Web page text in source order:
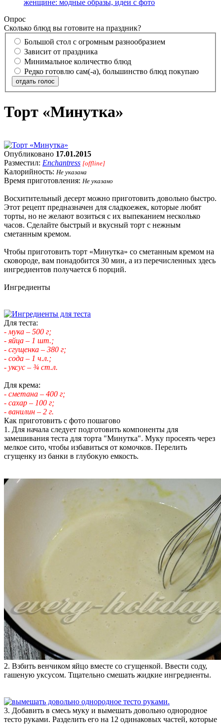
женщине: модные образы, идеи с фото
Опрос
Сколько блюд вы готовите на праздник?
Большой стол с огромным разнообразием
Зависит от праздника
Минимальное количество блюд
Редко готовлю сам(-а), большинство блюд покупаю
отдать голос
Торт «Минутка»
Опубликовано 17.01.2015
Разместил: Enchantress [offline]
Калорийность: Не указана
Время приготовления: Не указано
Восхитительный десерт можно приготовить довольно быстро.
Этот рецепт предназначен для сладкоежек, которые любят
торты, но не желают возиться с их выпеканием несколько
часов. Сделайте быстрый и вкусный торт с нежным
сметанным кремом.
Чтобы приготовить торт «Минутка» со сметанным кремом на
сковороде, вам понадобится 30 мин, а из перечисленных здесь
ингредиентов получается 6 порций.
Ингредиенты
Для теста:
- мука – 500 г;
- яйца – 1 шт.;
- сгущенка – 380 г;
- сода – 1 ч.л.;
- уксус – ¾ ст.л.
Для крема:
- сметана – 400 г;
- сахар – 100 г;
- ванилин – 2 г.
Как приготовить с фото пошагово
1. Для начала следует подготовить компоненты для
замешивания теста для торта "Минутка". Муку просеять через
мелкое сито, чтобы избавиться от комочков. Перелить
сгущенку из банки в глубокую емкость.
2. Взбить венчиком яйцо вместе со сгущенкой. Ввести соду,
гашеную уксусом. Тщательно смешать жидкие ингредиенты.
3. Добавить в смесь муку и вымешать довольно однородное
тесто руками. Разделить его на 12 одинаковых частей, которые